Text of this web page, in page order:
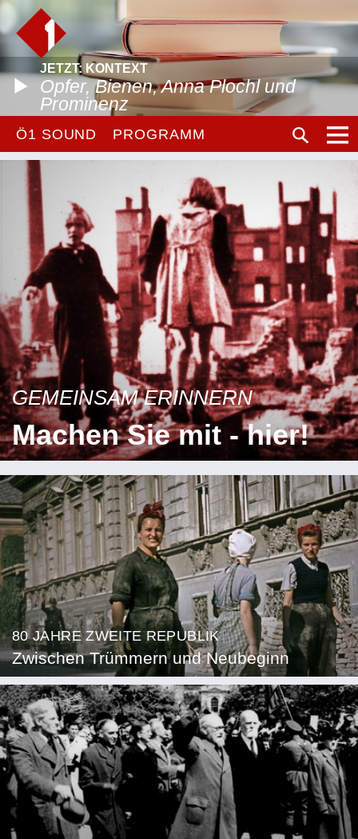
JETZT: KONTEXT
Opfer, Bienen, Anna Plochl und
Prominenz
Ö1 SOUND PROGRAMM
GEMEINSAM ERINNERN
Machen Sie mit - hier!
80 JAHRE ZWEITE REPUBLIK
Zwischen Trümmern und Neubeginn